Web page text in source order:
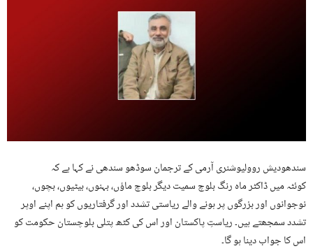
سندھودیش روولیوشنری آرمی کے ترجمان سوڈھو سندھی نے کہا ہے کہ
کوئٹہ میں ڈاکٹر ماہ رنگ بلوچ سمیت دیگر بلوچ ماؤں، بہنوں، بیٹیوں، بچوں،
نوجوانوں اور بزرگوں پر ہونے والے ریاستی تشدد اور گرفتاریوں کو ہم اپنے اوپر
تشدد سمجھتے ہیں۔ ریاستِ پاکستان اور اس کی کٹھ پتلی بلوچستان حکومت کو
اس کا جواب دینا ہو گا۔